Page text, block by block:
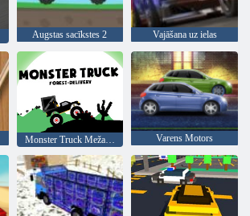
Augstas sacīkstes 2 Vajāšana uz ielas
Monster Truck Meža Piegāde Varens Motors